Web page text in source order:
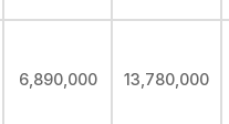
6,890,000 13,780,000